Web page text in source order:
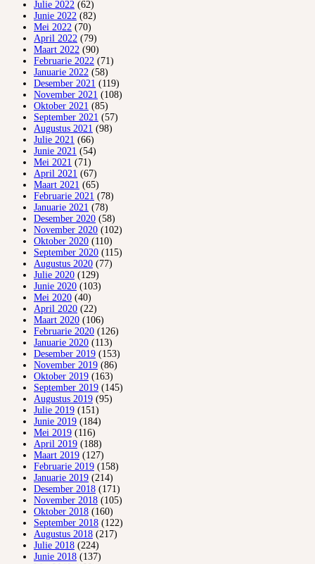
Julie 2022 (62)
Junie 2022 (82)
Mei 2022 (70)
April 2022 (79)
Maart 2022 (90)
Februarie 2022 (71)
Januarie 2022 (58)
Desember 2021 (119)
November 2021 (108)
Oktober 2021 (85)
September 2021 (57)
Augustus 2021 (98)
Julie 2021 (66)
Junie 2021 (54)
Mei 2021 (71)
April 2021 (67)
Maart 2021 (65)
Februarie 2021 (78)
Januarie 2021 (78)
Desember 2020 (58)
November 2020 (102)
Oktober 2020 (110)
September 2020 (115)
Augustus 2020 (77)
Julie 2020 (129)
Junie 2020 (103)
Mei 2020 (40)
April 2020 (22)
Maart 2020 (106)
Februarie 2020 (126)
Januarie 2020 (113)
Desember 2019 (153)
November 2019 (86)
Oktober 2019 (163)
September 2019 (145)
Augustus 2019 (95)
Julie 2019 (151)
Junie 2019 (184)
Mei 2019 (116)
April 2019 (188)
Maart 2019 (127)
Februarie 2019 (158)
Januarie 2019 (214)
Desember 2018 (171)
November 2018 (105)
Oktober 2018 (160)
September 2018 (122)
Augustus 2018 (217)
Julie 2018 (224)
Junie 2018 (137)